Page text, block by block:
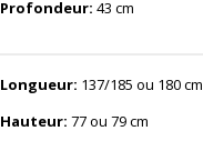
Profondeur: 43 cm
Longueur: 137/185 ou 180 cm
Hauteur: 77 ou 79 cm